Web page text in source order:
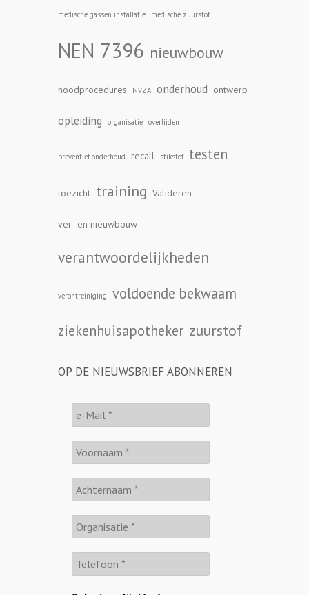
medische gassen installatie medische zuurstof
NEN 7396 nieuwbouw
noodprocedures NVZA onderhoud ontwerp
opleiding organisatie overlijden
preventief onderhoud recall stikstof testen
toezicht training Valideren
ver- en nieuwbouw
verantwoordelijkheden
verontreiniging
voldoende bekwaam
ziekenhuisapotheker zuurstof
OP DE NIEUWSBRIEF ABONNEREN